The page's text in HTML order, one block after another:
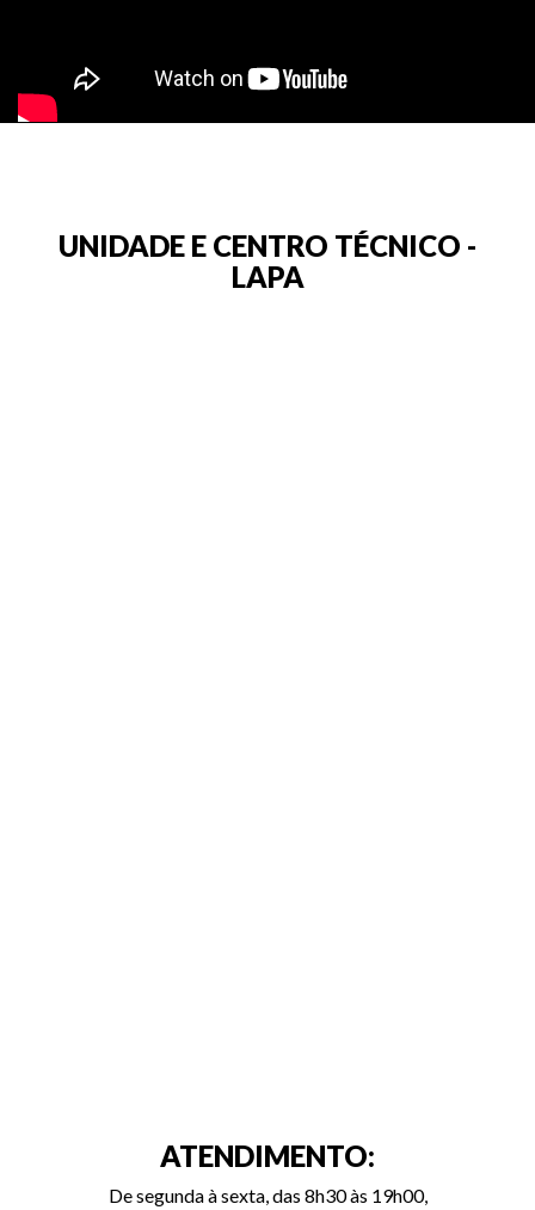
UNIDADE E CENTRO TÉCNICO -
LAPA
ATENDIMENTO:
De segunda à sexta, das 8h30 às 19h00,